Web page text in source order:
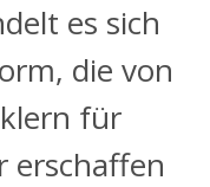
es sich
die von
für
erschaffen